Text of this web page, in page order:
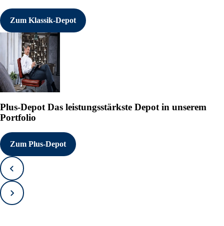
Zum Klassik-Depot
Plus-Depot Das leistungsstärkste Depot in unserem
Portfolio
Zum Plus-Depot
Zurück
Vorwärts